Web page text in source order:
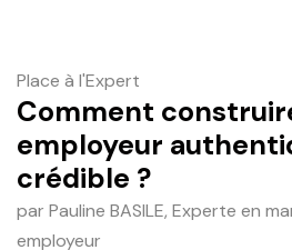
Place à l'Expert
Comment
employeur
crédible ?
par Pauline BASILE, Experte en
employeur